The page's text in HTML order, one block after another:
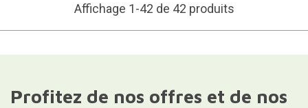
Affichage 1-42 de 42 produits
Profitez de nos offres et de nos